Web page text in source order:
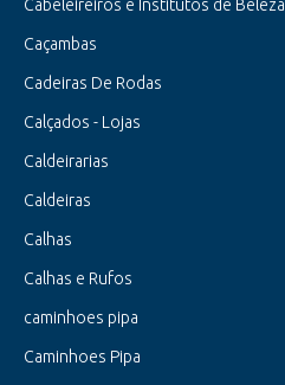
Cabeleireiros e Institutos de Beleza
Caçambas
Cadeiras De Rodas
Calçados - Lojas
Caldeirarias
Caldeiras
Calhas
Calhas e Rufos
caminhoes pipa
Caminhoes Pipa